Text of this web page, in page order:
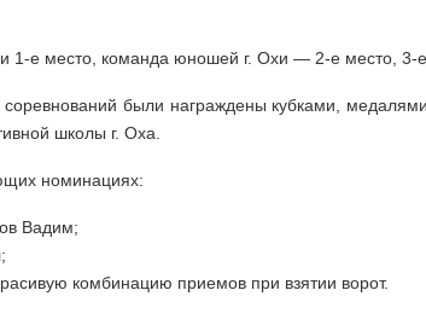
1-​е место, команда юношей г. Охи — 2-​е место, 3-​
были награждены кубками,
школы г. Оха.
номинациях:
Вадим;
комбинацию приемов при взятии ворот.